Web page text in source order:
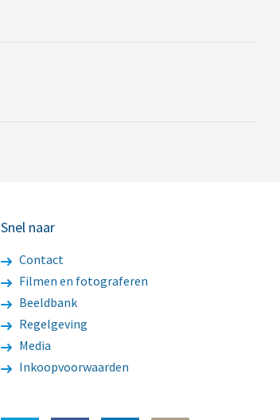
Snel naar
Contact
Filmen en fotograferen
Beeldbank
Regelgeving
Media
Inkoopvoorwaarden